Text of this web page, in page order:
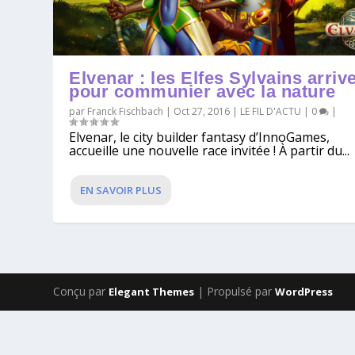
Elvenar : les Elfes Sylvains
pour communier avec la nature
par Franck Fischbach | Oct 27, 2016 | LE FIL D'ACTU | 0 |
Elvenar, le city builder fantasy d’InnoGames,
accueille une nouvelle race invitée ! À partir du...
EN SAVOIR PLUS
Conçu par Elegant Themes | Propulsé parWordPress